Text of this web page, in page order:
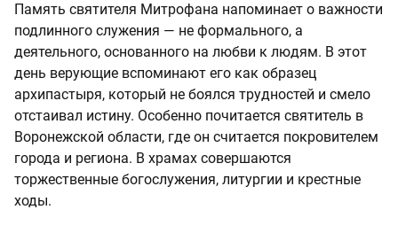
Память святителя Митрофана напоминает о важности
подлинного служения — не формального, а
деятельного, основанного на любви к людям. В этот
день верующие вспоминают его как образец
архипастыря, который не боялся трудностей и смело
отстаивал истину. Особенно почитается святитель в
Воронежской области, где он считается покровителем
города и региона. В храмах совершаются
торжественные богослужения, литургии и крестные
ходы.